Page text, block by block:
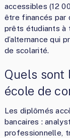
accessibles (12
être financés par
prêts étudiants à
d’alternance qui
de scolarité.
Quels sont
école de
Les diplômés
bancaires :
professionnelle,